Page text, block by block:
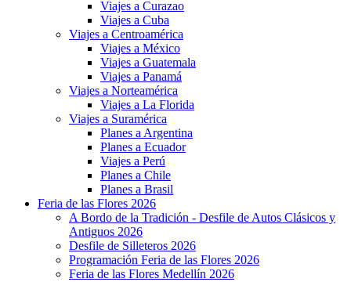
Viajes a Curazao
Viajes a Cuba
Viajes a Centroamérica
Viajes a México
Viajes a Guatemala
Viajes a Panamá
Viajes a Norteamérica
Viajes a La Florida
Viajes a Suramérica
Planes a Argentina
Planes a Ecuador
Viajes a Perú
Planes a Chile
Planes a Brasil
Feria de las Flores 2026
A Bordo de la Tradición - Desfile de Autos Clásicos y
Antiguos 2026
Desfile de Silleteros 2026
Programación Feria de las Flores 2026
Feria de las Flores Medellín 2026